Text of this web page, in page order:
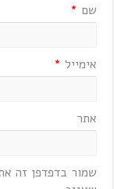
שם *
אימייל *
אתר
שמור בדפדפן זה